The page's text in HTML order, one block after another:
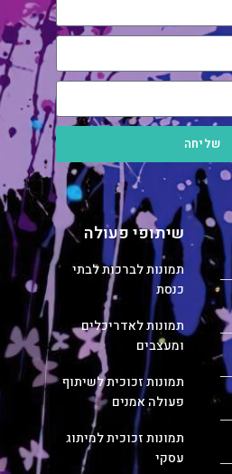
שליחה
שיתופי פעולה
תמונות לברכות לבתי
כנסת
תמונות לאדריכלים
ומעצבים
תמונות זכוכית לשיתוף
פעולה אמנים
תמונות זכוכית למיתוג
עסקי